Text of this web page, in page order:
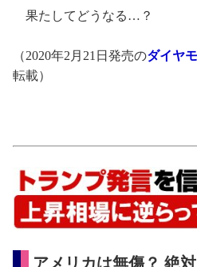
果たしてどうなる…？
（2020年2月21日発売のダイヤ
転載）
アメリカは無傷？ 絶